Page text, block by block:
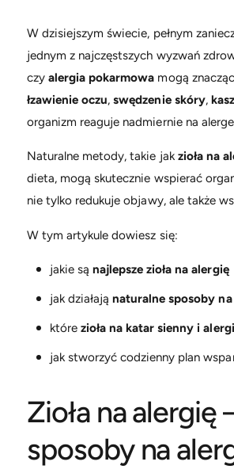
W dzisiejszym świecie, pełnym
jednym z najczęstszych wyzwań
czyalergia pokarmowa mogą
łzawienie oczu,swędzenie skóry,
organizm reaguje nadmiernie na
Naturalne metody, takie jak zioła na
dieta, mogą skutecznie wspierać
nie tylko redukuje objawy, ale także
W tym artykule dowiesz się:
jakie sąnajlepsze zioła na alergię
jak działająnaturalne sposoby
którezioła na katar sienny i
jak stworzyć codzienny plan
Zioła na alergię
sposoby na